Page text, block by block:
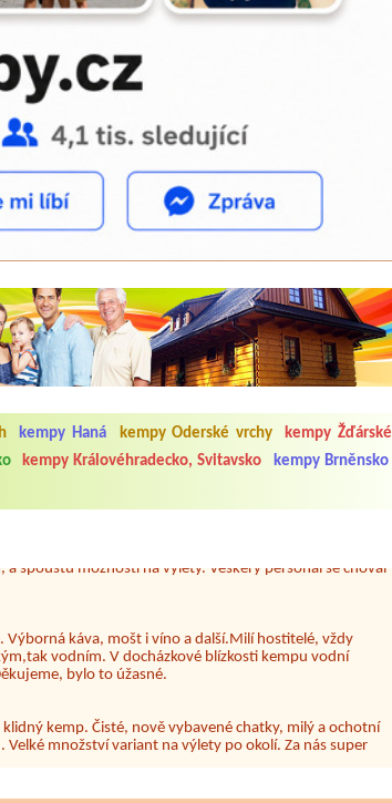
kempy Haná kempy Oderské vrchy
kempy Žďárské
kempy Královéhradecko, Svitavsko
kempy Brněnsko
V umývárně i na WC bylo vždy čisto, doplněný papír i
a restaurace, kebab a další občerstvení. Co nás ale
ostatních ubytovaných. Přes den jsem si připadala
rámus jsme ještě nezažili...
spoustu možností na výlety. Veškerý personál se choval
káva, mošt i víno a další.Milí hostitelé, vždy
vodním. V docházkové blízkosti kempu vodní
bylo to úžasné.
kemp. Čisté, nově vybavené chatky, milý a ochotní
množství variant na výlety po okolí. Za nás super